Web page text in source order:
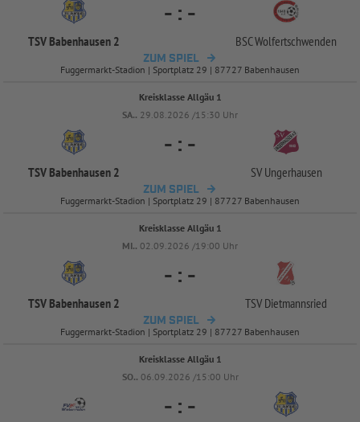
TSV Babenhausen 2
- : -
BSC Wolfertschwenden
ZUM SPIEL
Fuggermarkt-Stadion | Sportplatz 29 | 87727 Babenhausen
Kreisklasse Allgäu 1
SA.. 29.08.2026 /15:30 Uhr
TSV Babenhausen 2
- : -
SV Ungerhausen
ZUM SPIEL
Fuggermarkt-Stadion | Sportplatz 29 | 87727 Babenhausen
Kreisklasse Allgäu 1
MI.. 02.09.2026 /19:00 Uhr
TSV Babenhausen 2
- : -
TSV Dietmannsried
ZUM SPIEL
Fuggermarkt-Stadion | Sportplatz 29 | 87727 Babenhausen
Kreisklasse Allgäu 1
SO.. 06.09.2026 /15:00 Uhr
- : -